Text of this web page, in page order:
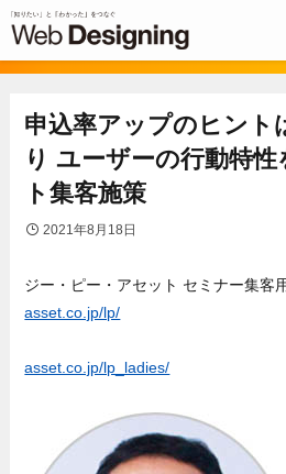
申込率アップのヒント
り ユーザーの行動特
ト集客施策
2021年8月18日
ジー・ピー・アセット セミナー集客
asset.co.jp/lp/
asset.co.jp/lp_ladies/